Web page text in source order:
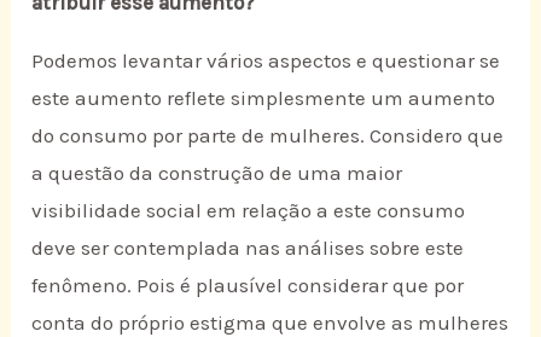
Podemos levantar vários aspectos e questionar se
este aumento reflete simplesmente um aumento
do consumo por parte de mulheres. Considero que
a questão da construção de uma maior
visibilidade social em relação a este consumo
deve ser contemplada nas análises sobre este
fenômeno. Pois é plausível considerar que por
conta do próprio estigma que envolve as mulheres